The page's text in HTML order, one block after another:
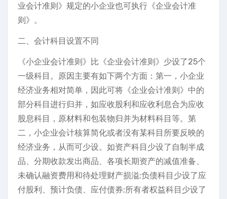
业会计准则》规定的小企业也可执行《企业会计准
则》。
二、会计科目设置不同
《小企业会计准则》比《企业会计准则》少设了25个
一级科目。原因主要有如下两个方面：第一，小企业
经济业务相对简单，因此可将《企业会计准则》中的
部分科目进行归并，如应收股利和应收利息合为应收
股息科目，原材料和包装物归并为材料科目等。第
二，小企业会计核算简化或者没有某科目所要反映的
经济业务，从而可少设。如资产科目少设了自制半成
品、分期收款发出商品、各项长期资产的减值准备、
未确认融资费用和待处理财产损溢;负债科目少设了应
付股利、预计负债、应付债券;所有者权益科目少设了